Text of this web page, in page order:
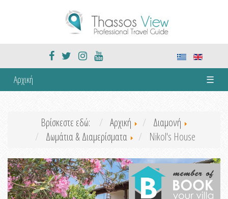
Αρχική ☰
Βρίσκεστε εδώ: Αρχική
Διαμονή
Δωμάτια & Διαμερίσματα
Nikol's House